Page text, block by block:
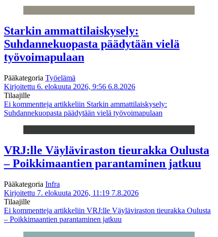
Starkin ammattilaiskysely:
Suhdannekuopasta päädytään vielä
työvoimapulaan
Pääkategoria Työelämä
Kirjoitettu 6. elokuuta 2026, 9:56 6.8.2026
Tilaajille
Ei kommentteja artikkeliin Starkin ammattilaiskysely:
Suhdannekuopasta päädytään vielä työvoimapulaan
VRJ:lle Väyläviraston tieurakka Oulusta
– Poikkimaantien parantaminen jatkuu
Pääkategoria Infra
Kirjoitettu 7. elokuuta 2026, 11:19 7.8.2026
Tilaajille
Ei kommentteja artikkeliin VRJ:lle Väyläviraston tieurakka Oulusta
– Poikkimaantien parantaminen jatkuu